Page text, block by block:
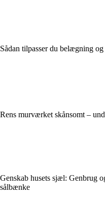
Sådan tilpasser du belægning
Rens murværket skånsomt –
Genskab husets sjæl: Genbrug
sålbænke